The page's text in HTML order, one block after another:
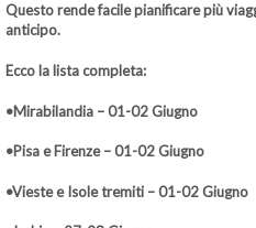
Questo rende facile pianificare più
anticipo.
Ecco la lista completa:
•Mirabilandia – 01-02 Giugno
•Pisa e Firenze – 01-02 Giugno
•Vieste e Isole tremiti – 01-02 Giugno